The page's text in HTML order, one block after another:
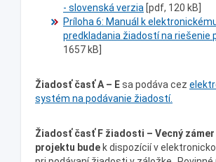
- slovenská verzia [pdf, 120 kB]
Príloha 6: Manuál k
predkladania žiadostí na riešenie
1657 kB]
Žiadosť časť A – Esa podáva cez
systém na podávanie žiadostí.
Žiadosť časť F žiadosti – Vecný zámer
projektu bude k dispozícií v